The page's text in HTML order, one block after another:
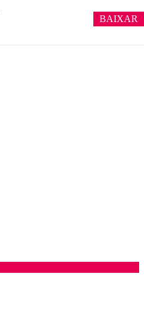
BAIXAR